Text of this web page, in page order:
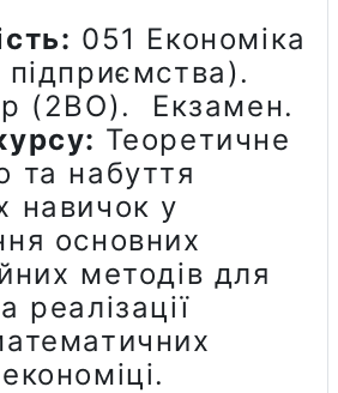
051 Економіка
підприємства).
(2ВО). Екзамен.
Теоретичне
та набуття
навичок у
основних
методів для
реалізації